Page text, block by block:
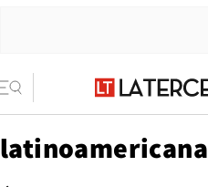
latinoamericana